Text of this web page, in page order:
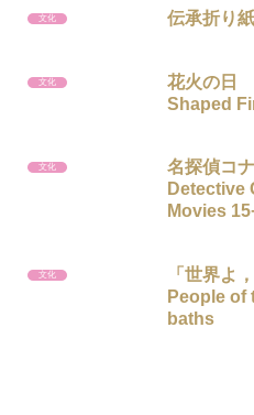
文化 伝承折り
文化
花火の日
Shaped
文化
名探偵コ
Detective
Movies
文化
「世界よ
People of
baths